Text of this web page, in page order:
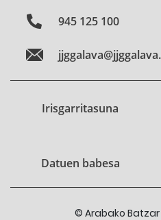
945 125 100
Irisgarritasuna
Datuen babesa
© Arabako